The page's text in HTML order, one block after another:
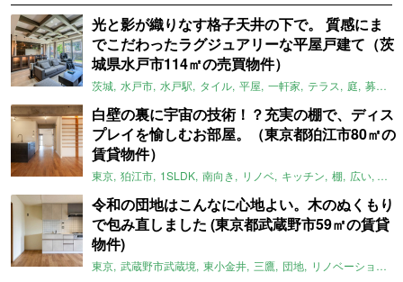
光と影が織りなす格子天井の下で。 質感にま
でこだわったラグジュアリーな平屋戸建て（茨
城県水戸市114㎡の売買物件）
茨城 水戸市 水戸駅 タイル 平屋 一軒家 テラス 庭 募集中
白壁の裏に宇宙の技術！？充実の棚で、ディス
プレイを愉しむお部屋。（東京都狛江市80㎡の
賃貸物件）
東京 狛江市 1SLDK 南向き リノベ キッチン 棚 広い ガイ
令和の団地はこんなに心地よい。木のぬくもり
で包み直しました (東京都武蔵野市59㎡の賃貸
物件)
東京 武蔵野市武蔵境 東小金井 三鷹 団地 リノベーション